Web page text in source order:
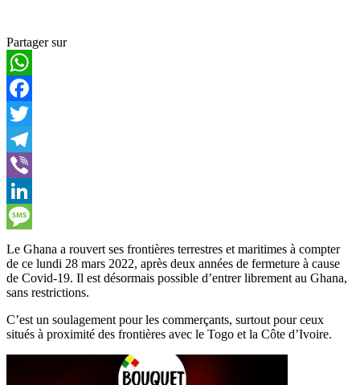
Partager sur
WhatsApp
Facebook
Twitter
Telegram
Viber
LinkedIn
Message
Le Ghana a rouvert ses frontières terrestres et maritimes à compter
de ce lundi 28 mars 2022, après deux années de fermeture à cause
de Covid-19. Il est désormais possible d’entrer librement au Ghana,
sans restrictions.
C’est un soulagement pour les commerçants, surtout pour ceux
situés à proximité des frontières avec le Togo et la Côte d’Ivoire.